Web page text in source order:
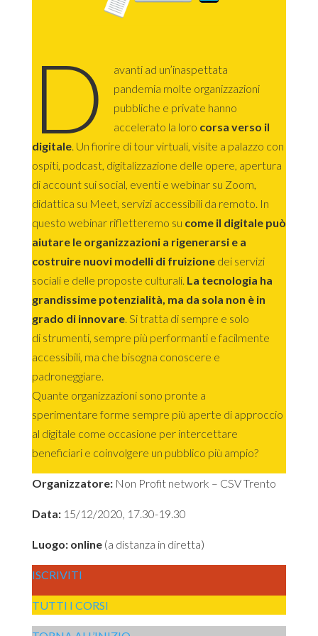
D
avanti ad un’inaspettata
pandemia molte organizzazioni
pubbliche e private hanno
accelerato la loro corsa verso il
digitale. Un fiorire di tour virtuali, visite a palazzo con
ospiti, podcast, digitalizzazione delle opere, apertura
di account sui social, eventi e webinar su Zoom,
didattica su Meet, servizi accessibili da remoto. In
questo webinar rifletteremo su come il digitale può
aiutare le organizzazioni a rigenerarsi e a
costruire nuovi modelli di fruizione dei servizi
sociali e delle proposte culturali. La tecnologia ha
grandissime potenzialità, ma da sola non è in
grado di innovare. Si tratta di sempre e solo
di strumenti, sempre più performanti e facilmente
accessibili, ma che bisogna conoscere e
padroneggiare.
Quante organizzazioni sono pronte a
sperimentare forme sempre più aperte di approccio
al digitale come occasione per intercettare
beneficiari e coinvolgere un pubblico più ampio?
Organizzatore:Non Profit network – CSV Trento
Data: 15/12/2020, 17.30-19.30
Luogo: online(a distanza in diretta)
ISCRIVITI
TUTTI I CORSI